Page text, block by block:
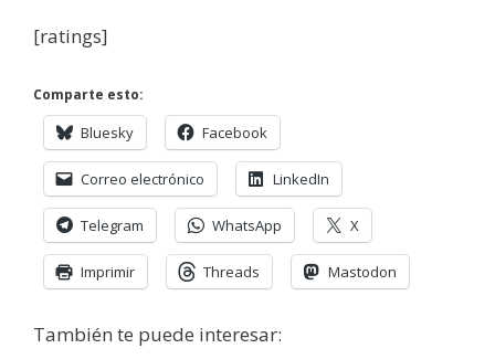
[ratings]
Comparte esto:
Bluesky Facebook
Correo electrónico LinkedIn
Telegram WhatsApp X
Imprimir Threads Mastodon
También te puede interesar: